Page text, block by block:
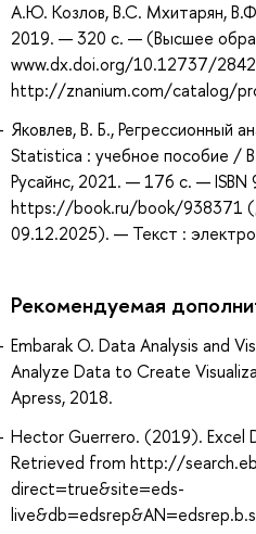
А.Ю. Козлов, В.С. Мхитарян,
2019. — 320 с. — (Высшее
www.dx.doi.org/10.12737/
http://znanium.com/catalog/
Яковлев, В. Б., Регрессионный
Statistica : учебное пособие /
Русайнс, 2021. — 176 с. —
https://book.ru/book/938371
09.12.2025). — Текст :
Рекомендуемая
Embarak O. Data Analysis and
Analyze Data to Create
Apress, 2018.
Hector Guerrero. (2019). Excel
Retrieved from http://
direct=true&site=eds-